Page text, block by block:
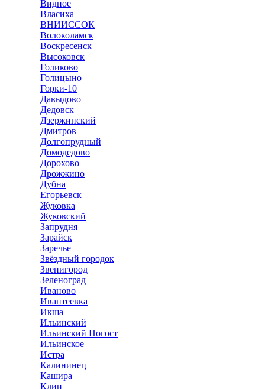
Видное
Власиха
ВНИИССОК
Волоколамск
Воскресенск
Высоковск
Голиково
Голицыно
Горки-10
Давыдово
Дедовск
Дзержинский
Дмитров
Долгопрудный
Домодедово
Дорохово
Дрожжино
Дубна
Егорьевск
Жуковка
Жуковский
Запрудня
Зарайск
Заречье
Звёздный городок
Звенигород
Зеленоград
Иваново
Ивантеевка
Икша
Ильинский
Ильинский Погост
Ильинское
Истра
Калининец
Кашира
Клин